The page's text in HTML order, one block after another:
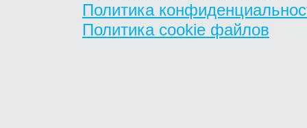
Политика
Политика cookie файлов